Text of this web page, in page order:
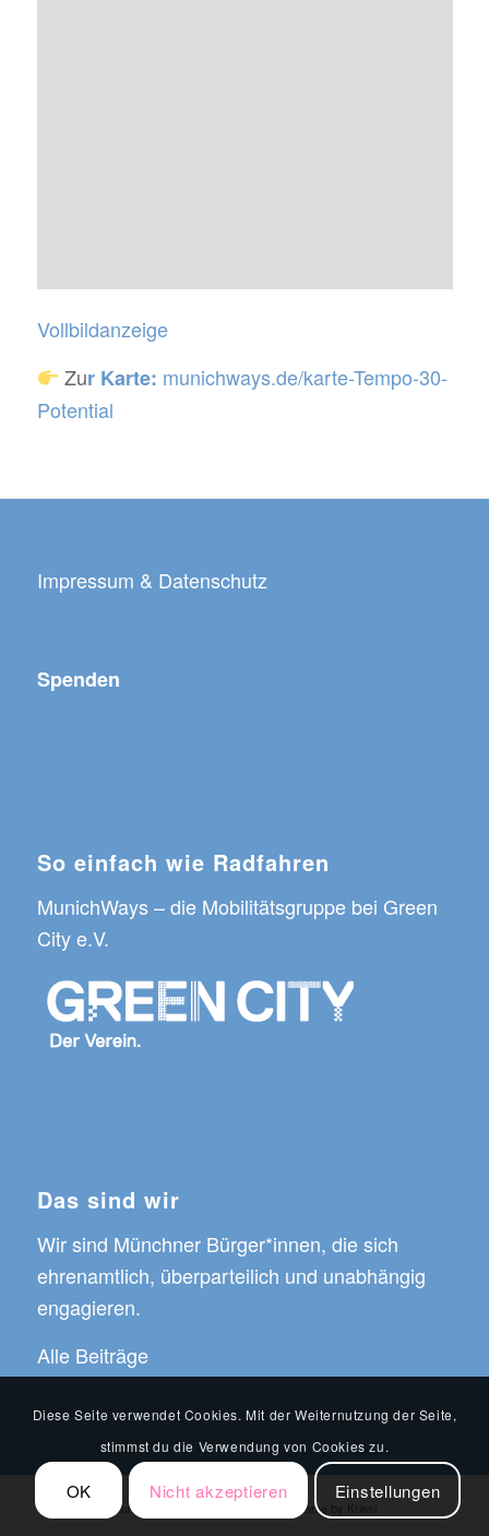
Vollbildanzeige
Zur Karte: munichways.de/karte-Tempo-30-
Potential
Impressum & Datenschutz
Spenden
So einfach wie Radfahren
MunichWays – die Mobilitätsgruppe bei Green
City e.V.
Das sind wir
Wir sind Münchner Bürger*innen, die sich
ehrenamtlich, überparteilich und unabhängig
engagieren.
Alle Beiträge
© Copyright - MunichWays Enfold WordPress Theme by Kriesi
Diese Seite verwendet Cookies. Mit der Weiternutzung der Seite,
stimmst du die Verwendung von Cookies zu.
OK Nicht akzeptieren Einstellungen